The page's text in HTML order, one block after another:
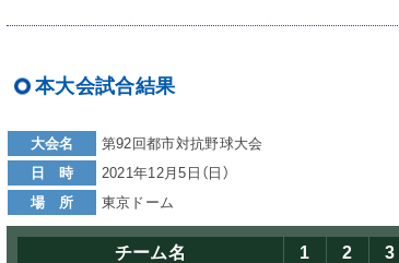
本大会試合結果
大会名
第92回都市対抗野球大会
日 時
2021年12月5日（日）
場 所
東京ドーム
チーム名 1 2 3